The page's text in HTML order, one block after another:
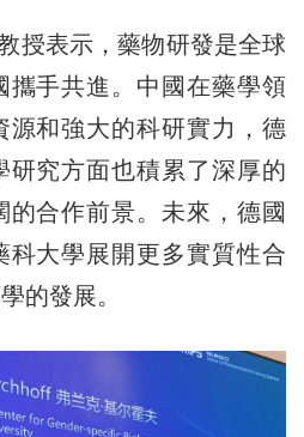
表示，藥物研發是全球
攜手共進。中國在藥學領
源和強大的科研實力，德
研究方面也積累了深厚的
合作前景。未來，德國
科大學展開更多實質性合
的發展。